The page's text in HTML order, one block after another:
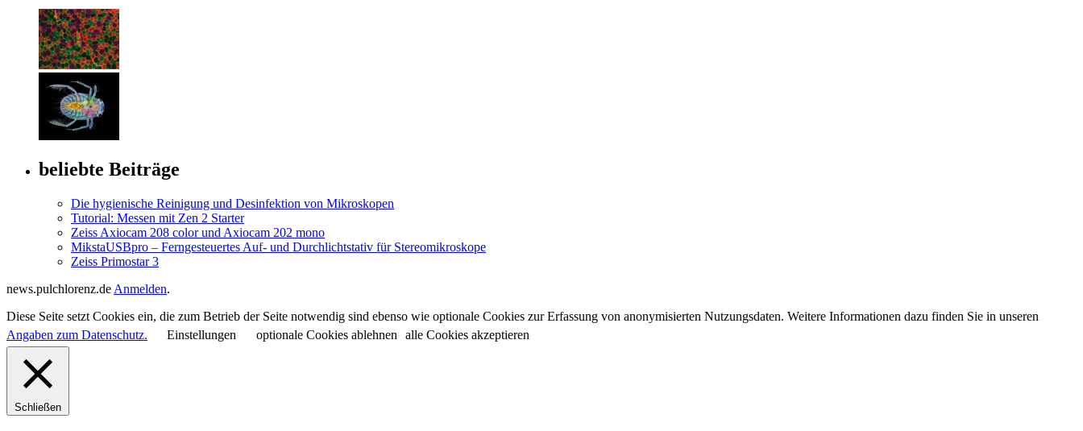
beliebte Beiträge
Die hygienische Reinigung und Desinfektion von Mikroskopen
Tutorial: Messen mit Zen 2 Starter
Zeiss Axiocam 208 color und Axiocam 202 mono
MikstaUSBpro – Ferngesteuertes Auf- und Durchlichtstativ für Stereomikroskope
Zeiss Primostar 3
news.pulchlorenz.de Anmelden.
Diese Seite setzt Cookies ein, die zum Betrieb der Seite notwendig sind ebenso wie optionale Cookies zur Erfassung von anonymisierten Nutzungsdaten. Weitere Informationen dazu finden Sie in unseren
Angaben zum Datenschutz.
Einstellungen optionale Cookies ablehnen alle Cookies akzeptieren
Schließen